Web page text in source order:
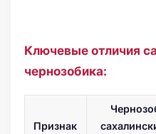
Ключевые отличия
чернозобика:
Признак